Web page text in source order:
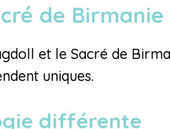
de
et le Sacré de
uniques.
différente